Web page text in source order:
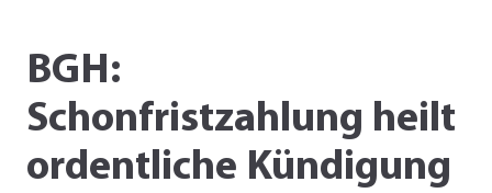
BGH:
Schonfristzahlung heilt
ordentliche Kündigung